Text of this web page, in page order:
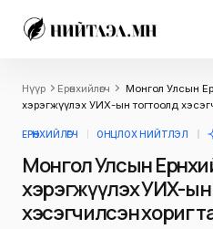
Нүүр Ерөнхийлөгч
Монгол Улсын
хэрэгжүүлэх УИХ-ын тогтоолд
ЕРӨНХИЙЛӨГЧ ОНЦЛОХ НИЙТЛЭЛ
Монгол Улсын
хэрэгжүүлэх УИХ-ын
хэсэгчилсэн хориг